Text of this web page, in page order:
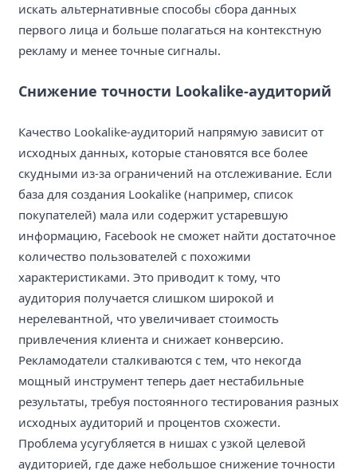
искать альтернативные способы сбора данных
первого лица и больше полагаться на контекстную
рекламу и менее точные сигналы.
Снижение точности Lookalike-аудиторий
Качество Lookalike-аудиторий напрямую зависит от
исходных данных, которые становятся все более
скудными из-за ограничений на отслеживание. Если
база для создания Lookalike (например, список
покупателей) мала или содержит устаревшую
информацию, Facebook не сможет найти достаточное
количество пользователей с похожими
характеристиками. Это приводит к тому, что
аудитория получается слишком широкой и
нерелевантной, что увеличивает стоимость
привлечения клиента и снижает конверсию.
Рекламодатели сталкиваются с тем, что некогда
мощный инструмент теперь дает нестабильные
результаты, требуя постоянного тестирования разных
исходных аудиторий и процентов схожести.
Проблема усугубляется в нишах с узкой целевой
аудиторией, где даже небольшое снижение точности